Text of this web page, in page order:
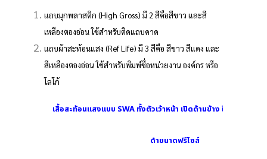
แถบมุกพลาสติก (High Gross) มี 2 สีคือสีขาว และสี
เหลืองตองอ่อน ใช้สำหรับติดแถบคาด
แถบผ้าสะท้อนแสง (Ref Life) มี 3 สีคือ สีขาว สีแดง และ
สีเหลืองตองอ่อน ใช้สำหรับพิมพ์ชื่อหน่วยงาน องค์กร หรือ
โลโก้
เสื้อสะท้อนแสงแบบ SWA ทั้งตัวเว้าหน้า เปิดด้านข้าง ใช้ตัวกดล๊อ
ดำขนาดฟรีไซส์